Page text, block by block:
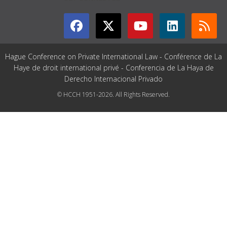
Hague Conference on Private International Law - Conférence de La
Haye de droit international privé - Conferencia de La Haya de
Derecho Internacional Privado
© HCCH 1951-2026. All Rights Reserved.